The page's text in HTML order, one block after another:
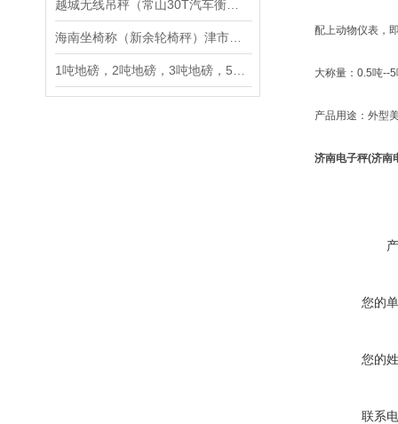
配上动物仪表，即
大称量：0.5吨--5
产品用途：外型美
济南电子秤(济南
您的
您的
联系